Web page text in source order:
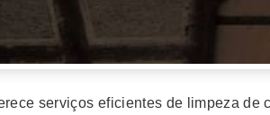
serviços eficientes de limpeza